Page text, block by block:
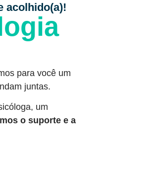
acolhido(a)!
para você um
juntas.
um
o suporte e a